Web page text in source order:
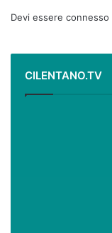
Devi essere connesso
CILENTANO.TV